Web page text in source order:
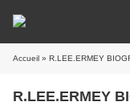
Accueil » R.LEE.ERMEY
R.LEE.ERMEY